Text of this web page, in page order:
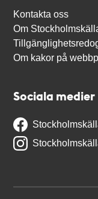
Kontakta oss
Om
Om kakor på
Sociala medier